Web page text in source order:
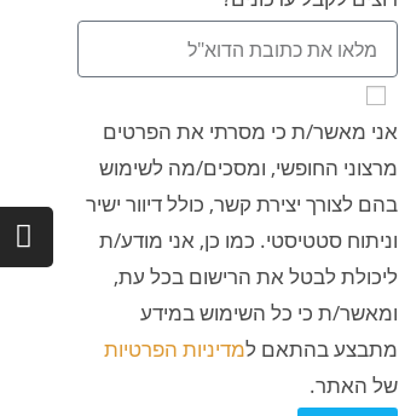
אני מאשר/ת כי מסרתי את הפרטים
מרצוני החופשי, ומסכים/מה לשימוש
בהם לצורך יצירת קשר, כולל דיוור ישיר
וניתוח סטטיסטי. כמו כן, אני מודע/ת
ליכולת לבטל את הרישום בכל עת,
ומאשר/ת כי כל השימוש במידע
מתבצע בהתאם למדיניות הפרטיות
של האתר.